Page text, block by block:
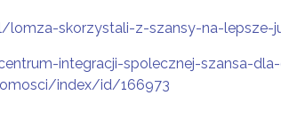
skorzystali-z-szansy-na-lepsze-
integracji-spolecznej-szansa-
index/id/166973